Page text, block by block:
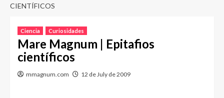
CIENTÍFICOS
Ciencia Curiosidades
Mare Magnum | Epitafios
científicos
mmagnum.com 12 de July de 2009